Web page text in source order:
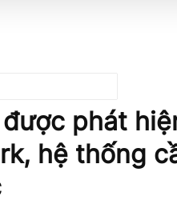
phát
hệ thống